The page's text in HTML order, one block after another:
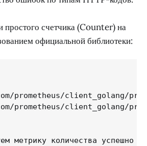
простого счетчика (Counter) на
официальной библиотеки:
prometheus/client_golang/
prometheus/client_golang/
метрику количества успешно